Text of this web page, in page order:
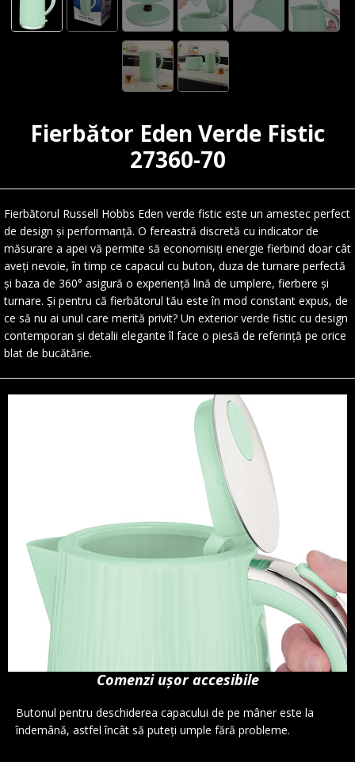
Fierbător Eden Verde Fistic
27360-70
Fierbătorul Russell Hobbs Eden verde fistic este un amestec perfect
de design și performanță. O fereastră discretă cu indicator de
măsurare a apei vă permite să economisiți energie fierbind doar cât
aveți nevoie, în timp ce capacul cu buton, duza de turnare perfectă
și baza de 360° asigură o experiență lină de umplere, fierbere și
turnare. Și pentru că fierbătorul tău este în mod constant expus, de
ce să nu ai unul care merită privit? Un exterior verde fistic cu design
contemporan și detalii elegante îl face o piesă de referință pe orice
blat de bucătărie.
Comenzi ușor accesibile
Butonul pentru deschiderea capacului de pe mâner este la
îndemână, astfel încât să puteți umple fără probleme.